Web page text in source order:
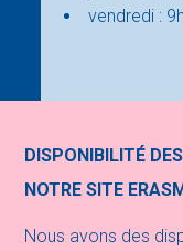
vendredi :
DISPONIBILITÉ
NOTRE SITE
Nous avons des